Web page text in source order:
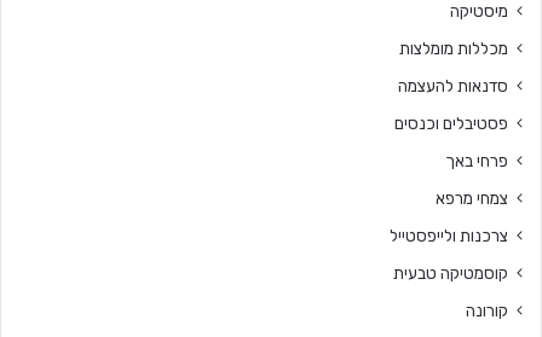
מיסטיקה
מכללות מומלצות
סדנאות להעצמה
פסטיבלים וכנסים
פרחי באך
צמחי מרפא
צרכנות ולייפסטייל
קוסמטיקה טבעית
קורונה